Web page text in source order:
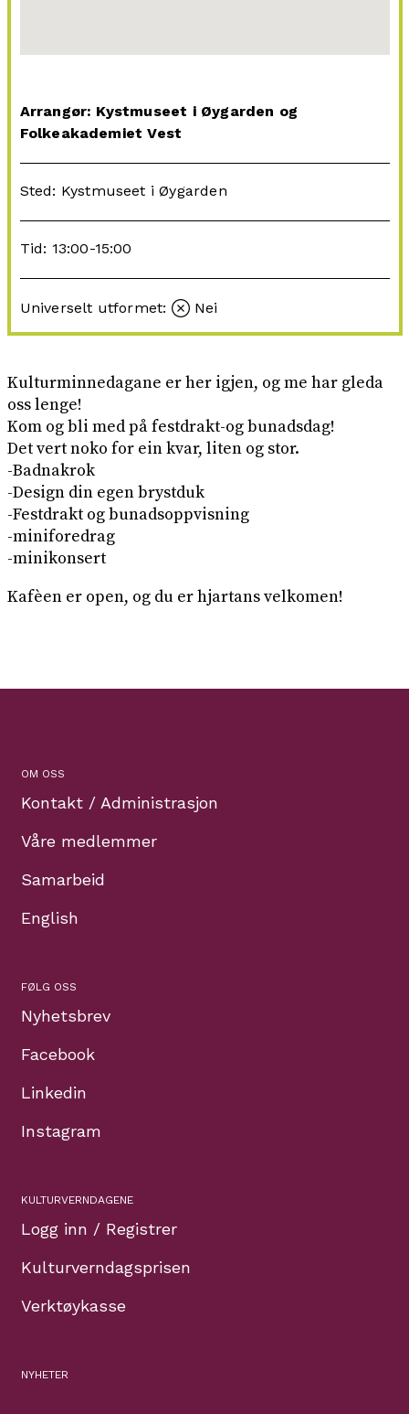
Arrangør: Kystmuseet i Øygarden og
Folkeakademiet Vest
Sted: Kystmuseet i Øygarden
Tid: 13:00-15:00
Universelt utformet: Nei
Kulturminnedagane er her igjen, og me har gleda
oss lenge!
Kom og bli med på festdrakt-og bunadsdag!
Det vert noko for ein kvar, liten og stor.
-Badnakrok
-Design din egen brystduk
-Festdrakt og bunadsoppvisning
-miniforedrag
-minikonsert
Kafèen er open, og du er hjartans velkomen!
OM OSS
Kontakt / Administrasjon
Våre medlemmer
Samarbeid
English
FØLG OSS
Nyhetsbrev
Facebook
Linkedin
Instagram
KULTURVERNDAGENE
Logg inn / Registrer
Kulturverndagsprisen
Verktøykasse
NYHETER